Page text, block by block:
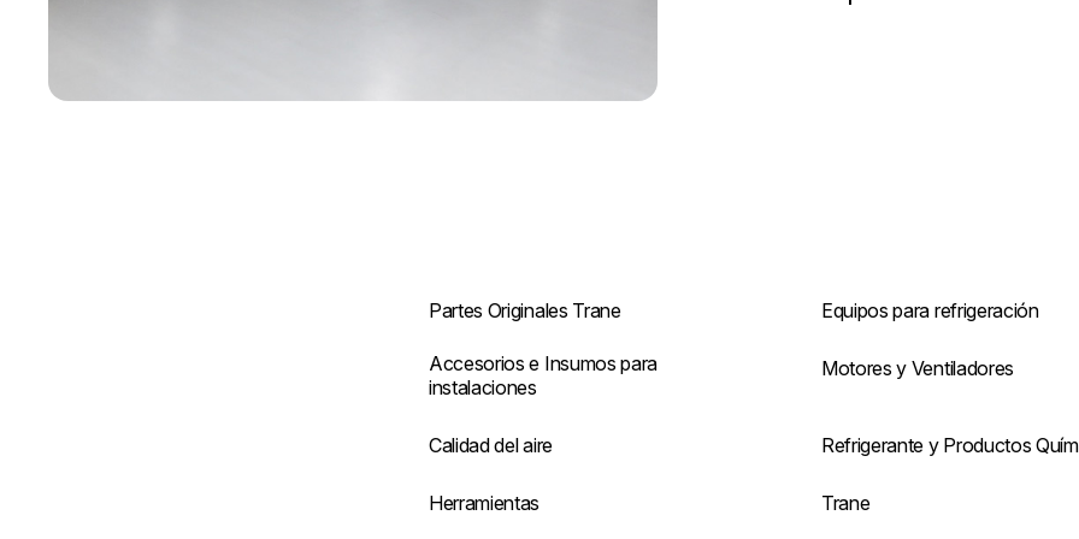
Partes Originales Trane Equipos para refrigeración
Accesorios e Insumos para
instalaciones
Motores y Ventiladores
Calidad del aire Refrigerante y Productos
Herramientas Trane